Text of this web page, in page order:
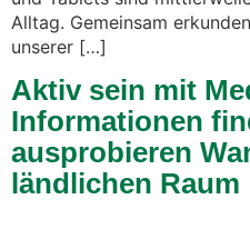
Alltag. Gemeinsam
unserer […]
Aktiv sein mit
Informationen
ausprobieren
ländlichen Raum